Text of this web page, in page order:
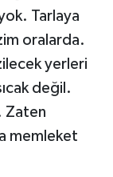
yok. Tarlaya
oralarda.
yerleri
değil.
Zaten
memleket